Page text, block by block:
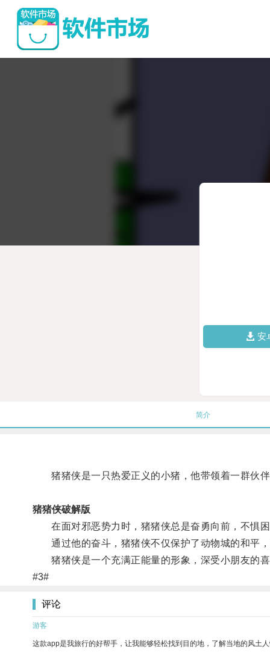
安
简介
猪猪侠是一只热爱正义的小猪，他带领着一群伙伴
猪猪侠破解版
在面对邪恶势力时，猪猪侠总是奋勇向前，不惧困
通过他的奋斗，猪猪侠不仅保护了动物城的和平，
猪猪侠是一个充满正能量的形象，深受小朋友的喜
#3#
评论
游客
这款app是我旅行的好帮手，让我能够轻松找到目的地，了解当地的风土人